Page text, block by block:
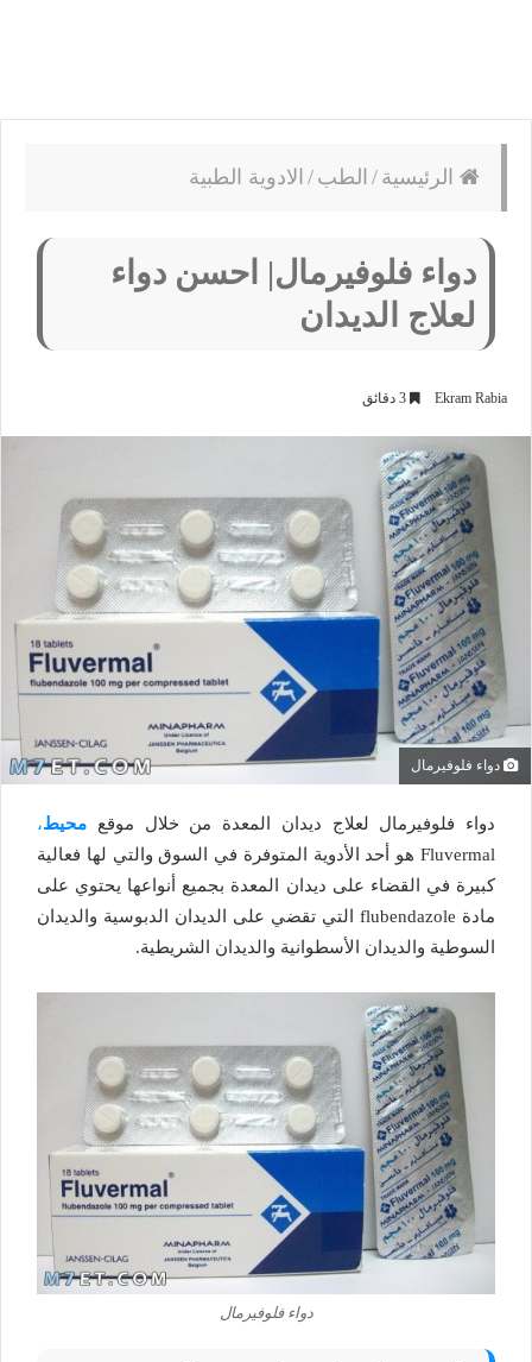
الرئيسية / الطب / الادوية الطبية
دواء فلوفيرمال| احسن دواء
لعلاج الديدان
Ekram Rabia
دواء فلوفيرمال
دواء فلوفيرمال لعلاج ديدان المعدة من خلال موقع محيط،
Fluvermal هو أحد الأدوية المتوفرة في السوق والتي لها فعالية
كبيرة في القضاء على ديدان المعدة بجميع أنواعها يحتوي على
مادة flubendazole التي تقضي على الديدان الدبوسية والديدان
السوطية والديدان الأسطوانية والديدان الشريطية.
دواء فلوفيرمال